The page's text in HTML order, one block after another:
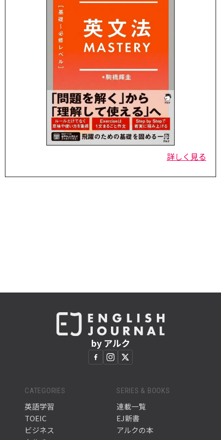
詳しく見る
by アルク
CATEGORIES
英語学習
TOEIC
ビジネス
SERIES & BOOKS
連載一覧
EJ新書
アルクの本